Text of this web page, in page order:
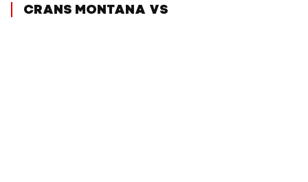
CRANS MONTANA VS